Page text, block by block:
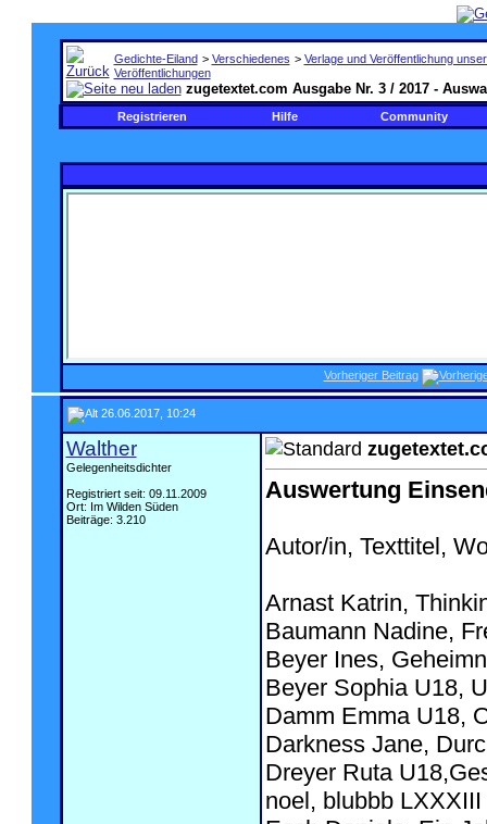
Gedichte-Eiland > Verschiedenes > Verlage und Veröffentlichung
Veröffentlichungen
zugetextet.com Ausgabe Nr. 3 / 2017 -
Registrieren Hilfe Community
Vorheriger Beitrag
26.06.2017, 10:24
Walther
Gelegenheitsdichter
Registriert seit: 09.11.2009
Ort: Im Wilden Süden
Beiträge: 3.210
Auswertung
Autor/in, Texttitel,
Arnast Katrin,
Baumann Nadine,
Beyer Ines,
Beyer Sophia U18,
Damm Emma U18,
Darkness Jane,
Dreyer Ruta
noel, blubbb